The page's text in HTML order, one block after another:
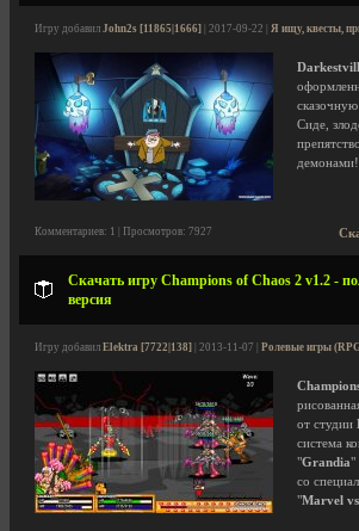
Игру добавил John2s [11865|1666] | 2017-09-22 | Я ищу, квесты,
Сиде,
демонами!
Комментариев: 1 | Просмотров: 7927
Скачать игру Champions of Chaos 2 v1.2 -
версия
Игру добавил Elektra [7722|138] | 2013-11-07 | Ролевые игры
от студии
система
"Grandia"
со
"Marvel